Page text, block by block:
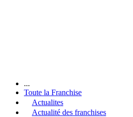
...
Toute la Franchise
Actualites
Actualité des franchises